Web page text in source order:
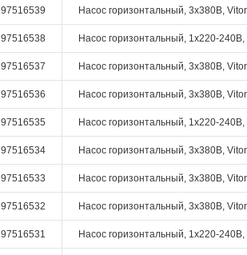
97516539 Насос горизонтальный, 3х380В,
97516538 Насос горизонтальный, 1х220-
97516537 Насос горизонтальный, 3х380В,
97516536 Насос горизонтальный, 3х380В,
97516535 Насос горизонтальный, 1х220-
97516534 Насос горизонтальный, 3х380В,
97516533 Насос горизонтальный, 3х380В,
97516532 Насос горизонтальный, 3х380В,
97516531 Насос горизонтальный, 1х220-